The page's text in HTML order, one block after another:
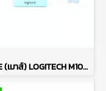
MOUSE (เมาส์) LOGITECH M100R (BLACK) P13638